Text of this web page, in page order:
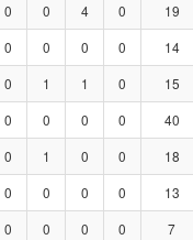
0 0 4 0 19
0 0 0 0 14
0 1 1 0 15
0 0 0 0 40
0 1 0 0 18
0 0 0 0 13
0 0 0 0 7